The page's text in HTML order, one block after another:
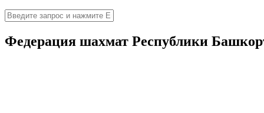
Федерация шахмат Республики